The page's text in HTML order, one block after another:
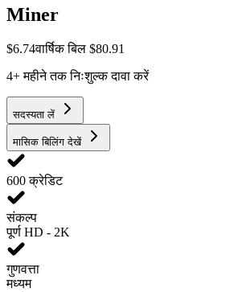
Miner
$6.74वार्षिक बिल $80.91
4+ महीने तक निःशुल्क दावा करें
सदस्यता लें
मासिक बिलिंग देखें
600 क्रेडिट
संकल्प
पूर्ण HD - 2K
गुणवत्ता
मध्यम